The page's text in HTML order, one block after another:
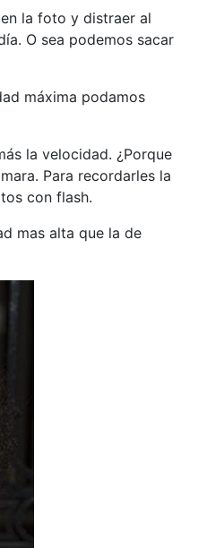
la foto y distraer al
O sea podemos sacar
máxima podamos
la velocidad. ¿Porque
Para recordarles la
con flash.
mas alta que la de